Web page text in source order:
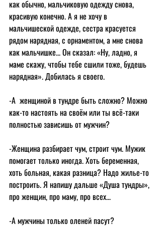
как обычно, мальчиковую одежду снова,
красивую конечно. А я не хочу в
мальчишеской одежде, сестра красуется
рядом нарядная, с орнаментом, а мне снова
как мальчишке... Он сказал: «Ну, ладно, я
маме скажу, чтобы тебе сшили тоже, будешь
нарядная». Добилась я своего.
-А  женщиной в тундре быть сложно? Можно
как-то настоять на своём или ты всё-таки
полностью зависишь от мужчин?
-Женщина разбирает чум, строит чум. Мужик
помогает только иногда. Хоть беременная,
хоть больная, какая разница? Надо жилье-то
построить. Я напишу дальше «Душа тундры»,
про женщин, про маму, про всех...
-А мужчины только оленей пасут?